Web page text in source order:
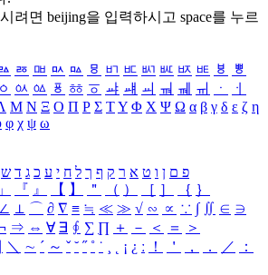
려면 beijing을 입력하시고 space를 누르
ㅭ ㅮ ㅯ ㅰ ㅱ ㅲ ㅳ ㅴ ㅵ ㅶ ㅷ ㅸ
ㅹ
ㆁ ㆂ ㆃ ㆄ ㆅ ㆆ ㆇ ㆈ ㆉ ㆊ ㆋ ㆌ ㆍ
ㆎ
Μ Ν Ξ Ο Π Ρ Σ ΤΥ Φ Χ Ψ Ω α β γ δ ε ζ η
φ χ ψ ω
פ ם ן ו ט א ר ק ף ך ל ח י ע כ ג ד ש
」 『 』 【 】 ＂ （ ） ［ ］ ｛ ｝
∠ ⊥ ⌒ ∂ ∇ ≡ ≒ ≪ ≫ √ ∽ ∝ ∵ ∫ ∬ ∈ ∋
⇒ ⇔ ∀ ∃ ∮ ∑ ∏ ＋ － ＜ ＝
＞
＼ ∼ ´ ～ ˇ ˘ ˝ ˚ ˙ ¸ ¡ ¿ ː ！ ＇ ， ． ／
：